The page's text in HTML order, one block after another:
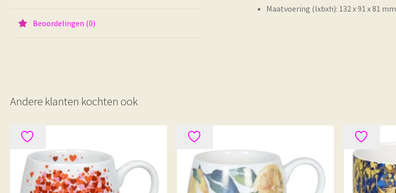
Beoordelingen (0)
Maatvoering (lxbxh): 132 x 91 x 81 mm
Andere klanten kochten ook